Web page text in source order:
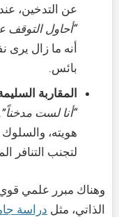
عن التدخين،
“أحاول التوقف
أنه ما زال يرى
بائس.
المقاربة
“أنا لست مدخناً”
هويته، والسلوك
لتجنب التنافر
وهناك مبرر علمي
الذاتي، مثل دراسة